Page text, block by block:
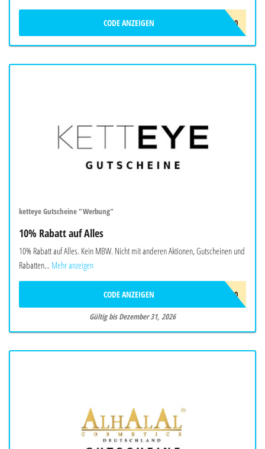
GABRI10
CODE ANZEIGEN
ketteye Gutscheine "Werbung"
10% Rabatt auf Alles
10% Rabatt auf Alles. Kein MBW. Nicht mit anderen Aktionen, Gutscheinen und
Rabatten... Mehr anzeigen
KETTEYE10
CODE ANZEIGEN
Gültig bis Dezember 31, 2026